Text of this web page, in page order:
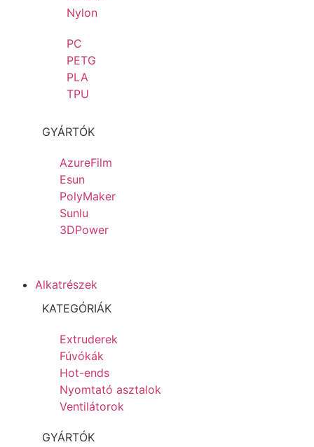
Nylon
PC
PETG
PLA
TPU
GYÁRTÓK
AzureFilm
Esun
PolyMaker
Sunlu
3DPower
Alkatrészek
KATEGÓRIÁK
Extruderek
Fúvókák
Hot-ends
Nyomtató asztalok
Ventilátorok
GYÁRTÓK